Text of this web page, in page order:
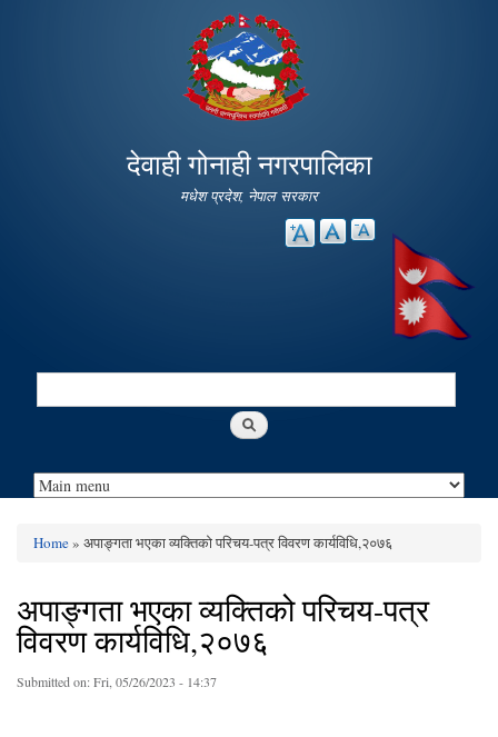
main
content
देवाही गोनाही नगरपालिका
मधेश प्रदेश, नेपाल सरकार
Search
You are here
Home» अपाङ्गता भएका व्यक्तिको परिचय-पत्र विवरण कार्यविधि,२०७६
अपाङ्गता भएका व्यक्तिको परिचय-पत्र
विवरण कार्यविधि,२०७६
Submitted on:Fri, 05/26/2023 - 14:37